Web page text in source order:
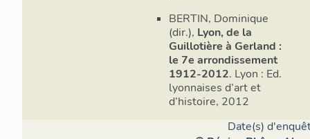
BERTIN, Dominique
(dir.), Lyon, de la
Guillotière à Gerland :
le 7e arrondissement
1912-2012. Lyon : Ed.
lyonnaises d’art et
d’histoire, 2012
Date(s)